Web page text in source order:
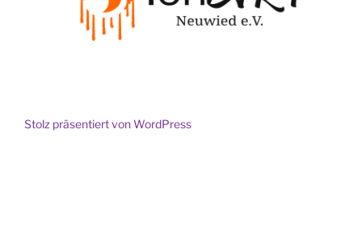
Stolz präsentiert von WordPress